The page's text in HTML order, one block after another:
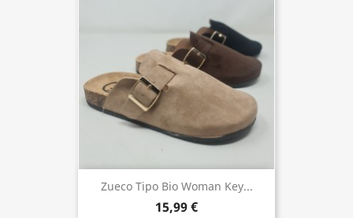
Zueco Tipo Bio Woman Key...
15,99 €